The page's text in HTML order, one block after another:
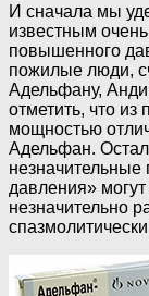
И сначала мы
известным
повышенного
пожилые люди,
Адельфану,
отметить, что из
мощностью
Адельфан.
незначительные
давления»
незначительно